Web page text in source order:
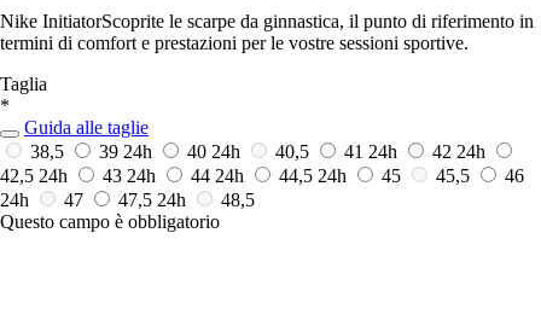
Nike InitiatorScoprite le scarpe da ginnastica, il punto di riferimento in
termini di comfort e prestazioni per le vostre sessioni sportive.
Taglia
*
Guida alle taglie
38,5
39 24h 40 24h 40,5 41 24h 42 24h
42,5 24h 43 24h 44 24h 44,5 24h 45 45,5
46
24h
47 47,5 24h
48,5
Questo campo è obbligatorio